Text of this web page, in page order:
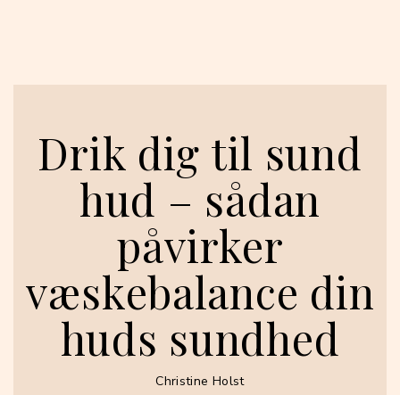
Drik dig til sund
hud – sådan
påvirker
væskebalance din
huds sundhed
Christine Holst